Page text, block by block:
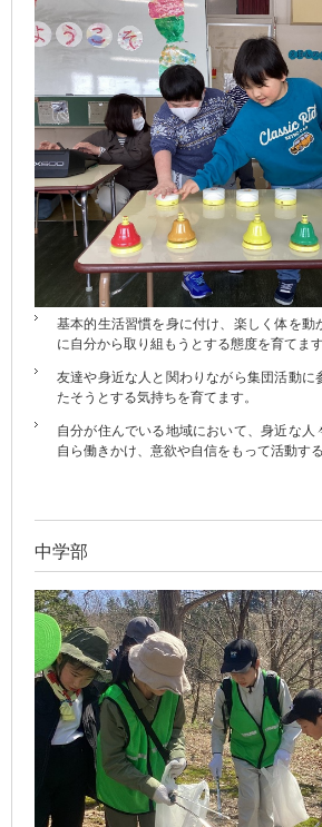
基本的生活習慣を身に付け、楽しく体を動
に自分から取り組もうとする態度を育てます
友達や身近な人と関わりながら集団活動に
たそうとする気持ちを育てます。
自分が住んでいる地域において、身近な人
自ら働きかけ、意欲や自信をもって活動す
中学部